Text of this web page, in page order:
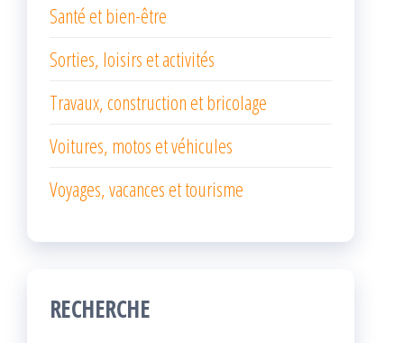
Santé et bien-être
Sorties, loisirs et activités
Travaux, construction et bricolage
Voitures, motos et véhicules
Voyages, vacances et tourisme
RECHERCHE